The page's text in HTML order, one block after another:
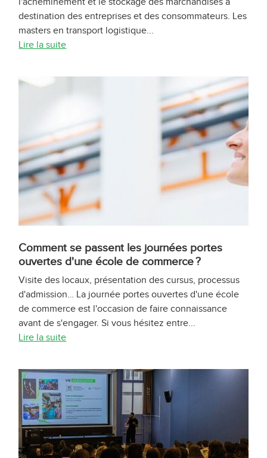
destination des entreprises et des consommateurs. Les
masters en transport logistique...
Lire la suite
Comment se passent les journées portes
ouvertes d'une école de commerce ?
Visite des locaux, présentation des cursus, processus
d'admission… La journée portes ouvertes d'une école
de commerce est l'occasion de faire connaissance
avant de s'engager. Si vous hésitez entre...
Lire la suite